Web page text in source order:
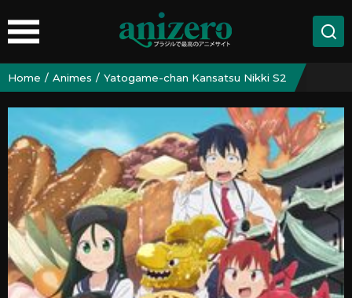
Home Animes Yatogame-chan Kansatsu Nikki S2